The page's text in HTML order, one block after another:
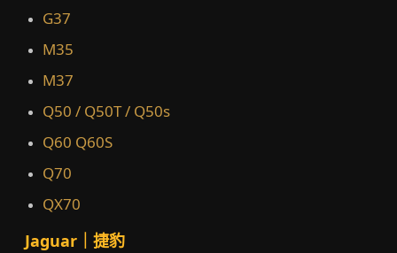
G37
M35
M37
Q50 / Q50T / Q50s
Q60 Q60S
Q70
QX70
Jaguar｜捷豹